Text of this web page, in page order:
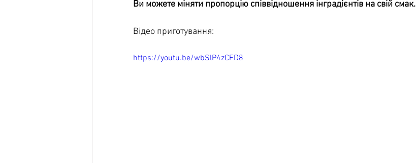
Ви можете міняти пропорцію співвідношення інградієнтів на свій смак.
Відео приготування:
https://youtu.be/wbSlP4zCFD8